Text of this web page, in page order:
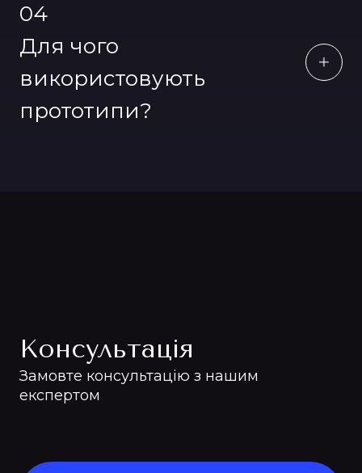
04
Для чого
використовують
прототипи?
Консультація
Замовте консультацію з нашим
експертом